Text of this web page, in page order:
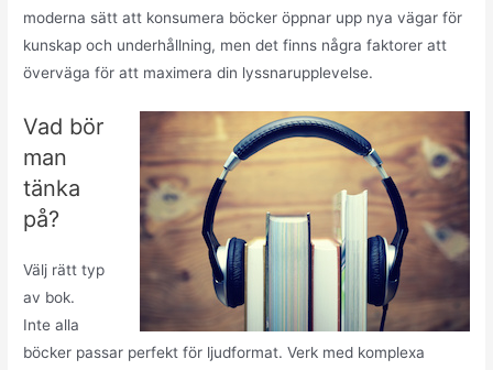
moderna sätt att konsumera böcker öppnar upp nya vägar för
kunskap och underhållning, men det finns några faktorer att
överväga för att maximera din lyssnarupplevelse.
Vad bör
man
tänka
på?
Välj rätt typ
av bok.
Inte alla
böcker passar perfekt för ljudformat. Verk med komplexa